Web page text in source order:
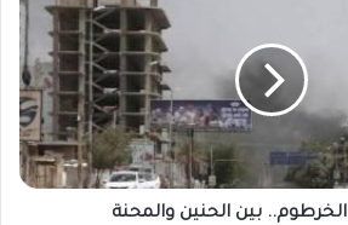
الخرطوم.. بين الحنين والمحنة